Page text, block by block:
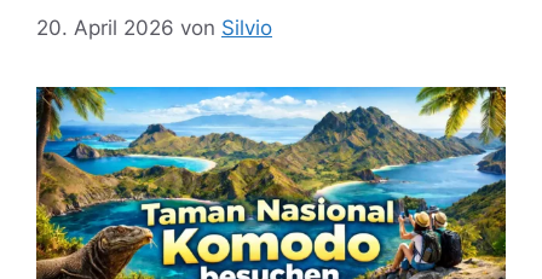
20. April 2026 von Silvio